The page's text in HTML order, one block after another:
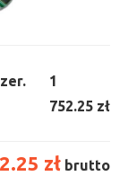
1
752.25 zł
zł brutto